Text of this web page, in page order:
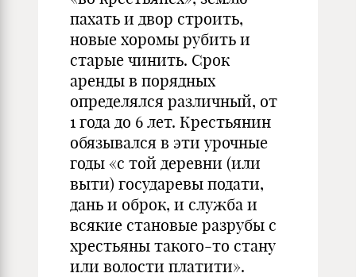
пахать и двор строить,
новые хоромы рубить и
старые чинить. Срок
аренды в порядных
определялся различный, от
1 года до 6 лет. Крестьянин
обязывался в эти урочные
годы «с той деревни (или
выти) государевы подати,
дань и оброк, и служба и
всякие становые разрубы с
хрестьяны такого-то стану
или волости платити».